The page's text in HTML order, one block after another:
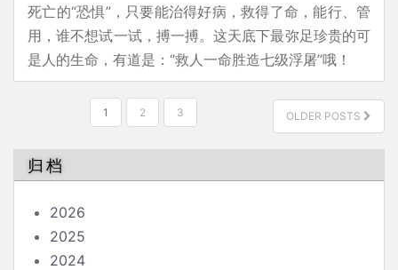
死亡的“恐惧”，只要能治得好病，救得了命，能行、管
用，谁不想试一试，搏一搏。这天底下最弥足珍贵的可
是人的生命，有道是：“救人一命胜造七级浮屠”哦！
分
页
1 2 3 OLDER POSTS
归档
2026
2025
2024